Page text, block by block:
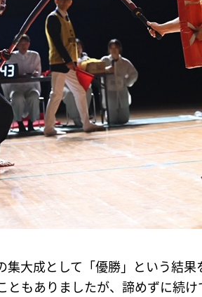
大成として「優勝」という結
もありましたが、諦めずに続